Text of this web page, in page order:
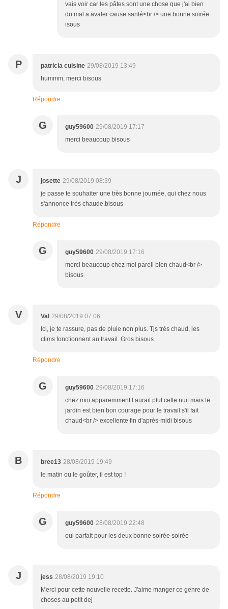
vais voir car les pâtes sont une chose que j'ai bien
du mal a avaler cause santé<br /> une bonne soirée
isous
P patricia cuisine 29/08/2019 13:49
hummm, merci bisous
Répondre
G guy59600 29/08/2019 17:17
merci beaucoup bisous
J josette 29/08/2019 08:39
je passe te souhaiter une très bonne journée, qui chez nous
s'annonce très chaude.bisous
Répondre
G guy59600 29/08/2019 17:16
merci beaucoup chez moi pareil bien chaud<br />
bisous
V Val 29/08/2019 07:06
Ici, je te rassure, pas de pluie non plus. Tjs très chaud, les
clims fonctionnent au travail. Gros bisous
Répondre
G guy59600 29/08/2019 17:16
chez moi apparemment l aurait plut cette nuit mais le
jardin est bien bon courage pour le travail s'il fait
chaud<br /> excellente fin d'après-midi bisous
B bree13 28/08/2019 19:49
le matin ou le goûter, il est top !
Répondre
G guy59600 28/08/2019 22:48
oui parfait pour les deux bonne soirée soirée
J jess 28/08/2019 19:10
Merci pour cette nouvelle recette. J'aime manger ce genre de
choses au petit dej